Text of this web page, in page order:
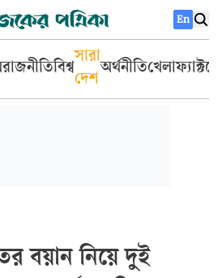
En
রাজনীতিবিশ্ব
সারা
দেশ
অর্থনীতিখেলা
বয়ান নিয়ে দুই